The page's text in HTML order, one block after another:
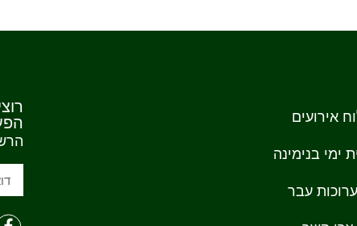
אירועים
ימי בנימינה
עבר